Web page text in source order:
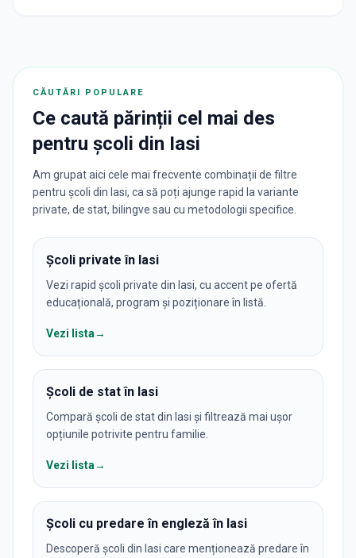
CĂUTĂRI POPULARE
Ce caută părinții cel mai des
pentru școli din Iasi
Am grupat aici cele mai frecvente combinații de filtre
pentru școli din Iasi, ca să poți ajunge rapid la variante
private, de stat, bilingve sau cu metodologii specifice.
Școli private în Iasi
Vezi rapid școli private din Iasi, cu accent pe ofertă
educațională, program și poziționare în listă.
Vezi lista→
Școli de stat în Iasi
Compară școli de stat din Iasi și filtrează mai ușor
opțiunile potrivite pentru familie.
Vezi lista→
Școli cu predare în engleză în Iasi
Descoperă școli din Iasi care menționează predare în